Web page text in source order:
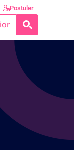
Postuler